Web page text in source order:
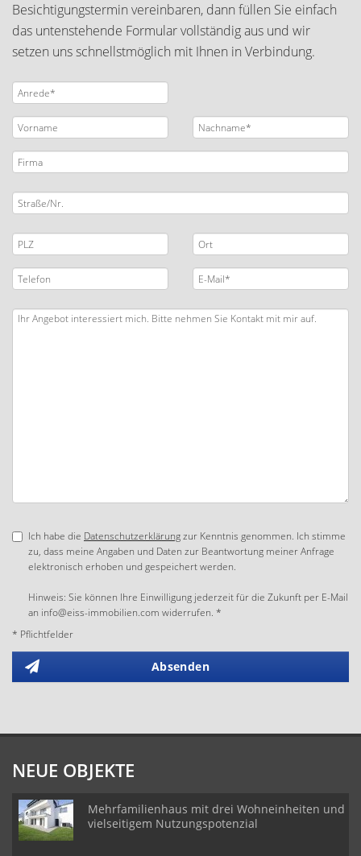
Besichtigungstermin vereinbaren, dann füllen Sie einfach
das untenstehende Formular vollständig aus und wir
setzen uns schnellstmöglich mit Ihnen in Verbindung.
Ich habe die Datenschutzerklärungzur Kenntnis genommen. Ich stimme
zu, dass meine Angaben und Daten zur Beantwortung meiner Anfrage
elektronisch erhoben und gespeichert werden.
Hinweis: Sie können Ihre Einwilligung jederzeit für die Zukunft per E-Mail
an info@eiss-immobilien.com widerrufen. *
* Pflichtfelder
Absenden
NEUE OBJEKTE
Mehrfamilienhaus mit drei Wohneinheiten und
vielseitigem Nutzungspotenzial